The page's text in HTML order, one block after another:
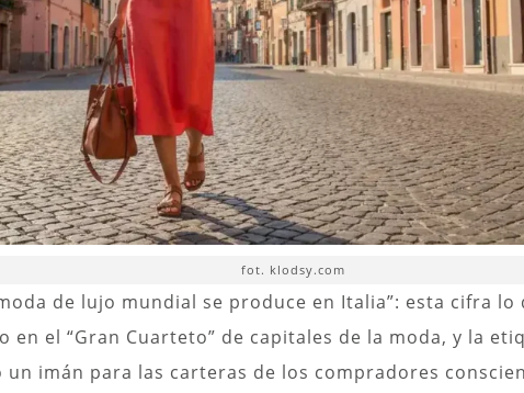
fot. klodsy.com
de lujo mundial se produce en Italia”: esta cifra
en el “Gran Cuarteto” de capitales de la moda, y la
un imán para las carteras de los compradores